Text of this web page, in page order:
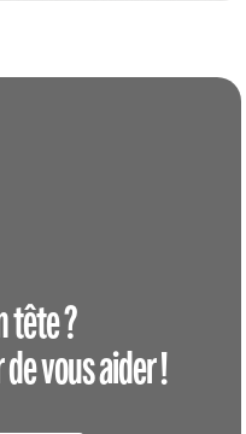
tête ?
vous aider !